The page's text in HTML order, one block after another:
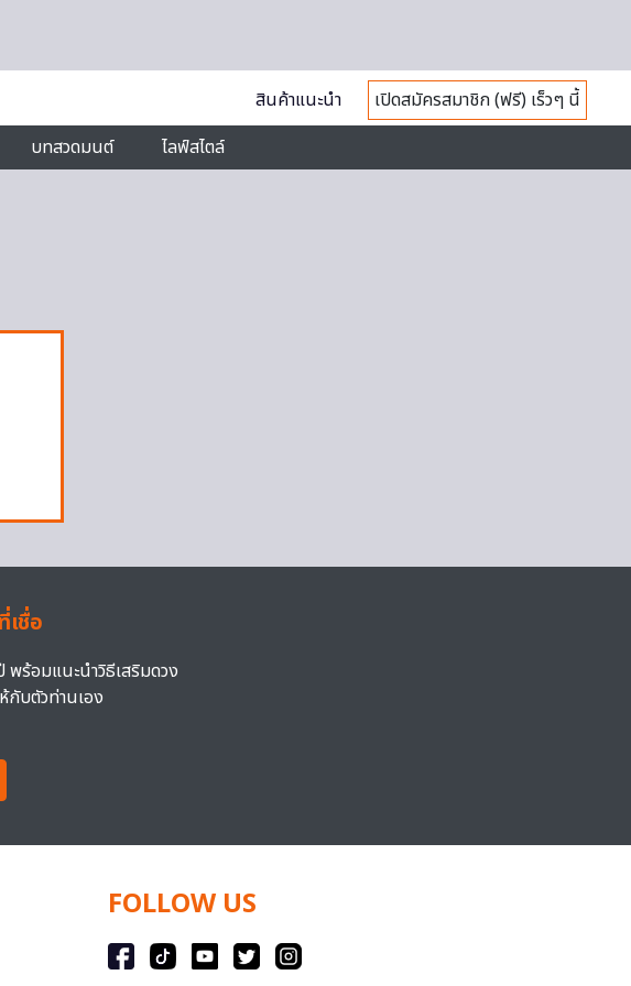
สินค้าแนะนำ
เปิดสมัครสมาชิก (ฟรี) เร็วๆ นี้
บทสวดมนต์ ไลฟ์สไตล์
เชื่อ
พร้อมแนะนำวิธีเสริมดวง
กับตัวท่านเอง
FOLLOW US